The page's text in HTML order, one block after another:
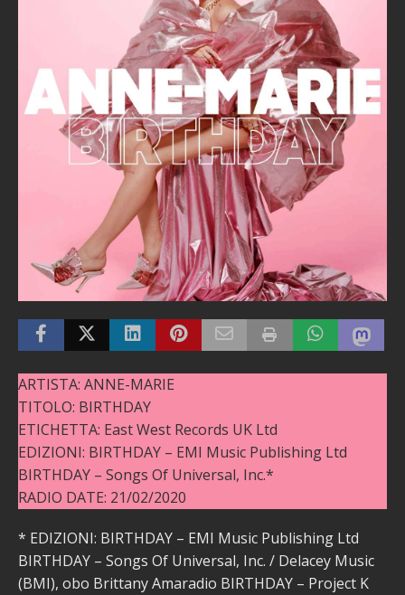
ARTISTA: ANNE-MARIE
TITOLO: BIRTHDAY
ETICHETTA: East West Records UK Ltd
EDIZIONI: BIRTHDAY – EMI Music Publishing Ltd
BIRTHDAY – Songs Of Universal, Inc.*
RADIO DATE: 21/02/2020
* EDIZIONI: BIRTHDAY – EMI Music Publishing Ltd
BIRTHDAY – Songs Of Universal, Inc. / Delacey Music
(BMI), obo Brittany Amaradio BIRTHDAY – Project K